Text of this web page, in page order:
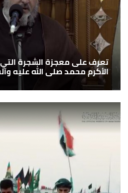
تعرف على معجزة الشجرة
الأكرم محمد صلى الله عليه